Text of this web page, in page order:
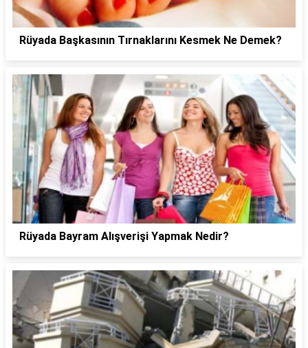
Rüyada Başkasının Tırnaklarını Kesmek Ne Demek?
Rüyada Bayram Alışverişi Yapmak Nedir?